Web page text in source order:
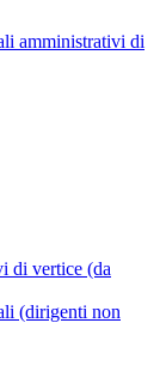
amministrativi di
di vertice (da
(dirigenti non